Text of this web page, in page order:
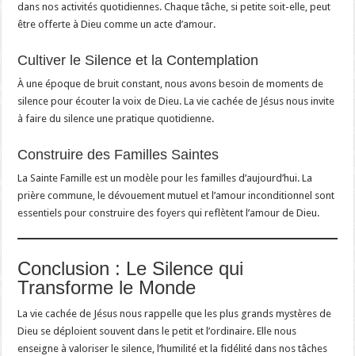
dans nos activités quotidiennes. Chaque tâche, si petite soit-elle, peut
être offerte à Dieu comme un acte d’amour.
Cultiver le Silence et la Contemplation
À une époque de bruit constant, nous avons besoin de moments de
silence pour écouter la voix de Dieu. La vie cachée de Jésus nous invite
à faire du silence une pratique quotidienne.
Construire des Familles Saintes
La Sainte Famille est un modèle pour les familles d’aujourd’hui. La
prière commune, le dévouement mutuel et l’amour inconditionnel sont
essentiels pour construire des foyers qui reflètent l’amour de Dieu.
Conclusion : Le Silence qui
Transforme le Monde
La vie cachée de Jésus nous rappelle que les plus grands mystères de
Dieu se déploient souvent dans le petit et l’ordinaire. Elle nous
enseigne à valoriser le silence, l’humilité et la fidélité dans nos tâches